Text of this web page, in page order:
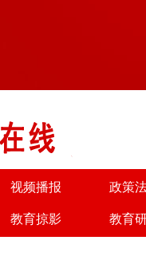
视频播报 政策
教育掠影 教育